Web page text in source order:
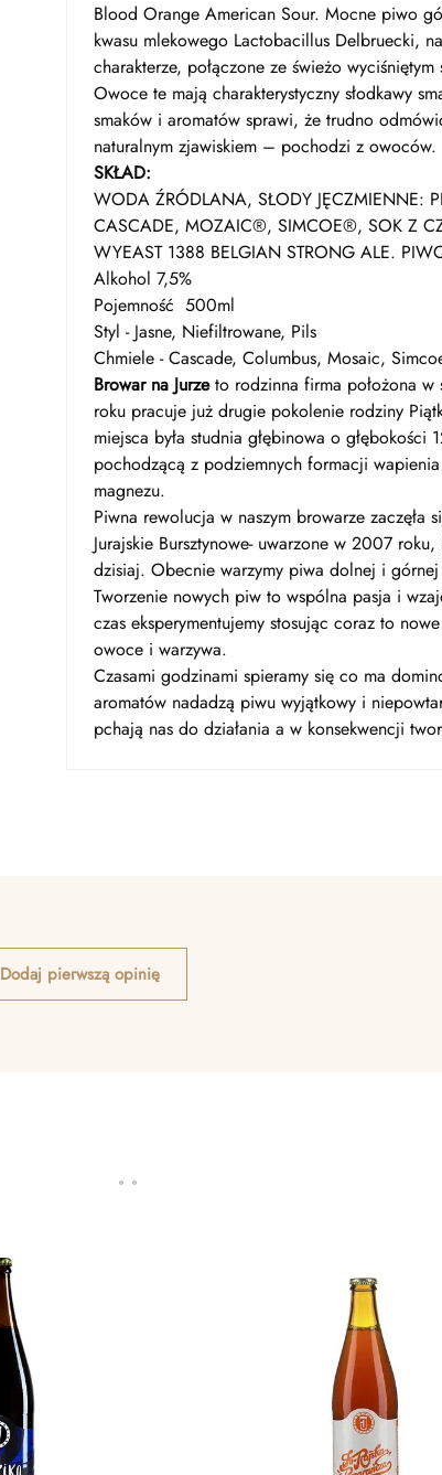
Blood Orange American Sour. Mocne piwo
kwasu mlekowego Lactobacillus Delbruecki,
charakterze, połączone ze świeżo
Owoce te mają charakterystyczny słodkawy
smaków i aromatów sprawi, że trudno
naturalnym zjawiskiem – pochodzi z owoców.
SKŁAD:
WODA ŹRÓDLANA, SŁODY JĘCZMIENNE:
CASCADE, MOZAIC®, SIMCOE®, SOK Z
WYEAST 1388 BELGIAN STRONG ALE.
Alkohol 7,5%
Pojemność 500ml
Styl - Jasne, Niefiltrowane, Pils
Chmiele - Cascade, Columbus, Mosaic,
Browar na Jurzeto rodzinna firma położona w
roku pracuje już drugie pokolenie rodziny
miejsca była studnia głębinowa o
pochodzącą z podziemnych formacji
magnezu.
Piwna rewolucja w naszym browarze
Jurajskie Bursztynowe- uwarzone w 2007
dzisiaj. Obecnie warzymy piwa dolnej i
Tworzenie nowych piw to wspólna pasja i
czas eksperymentujemy stosując coraz to
owoce i warzywa.
Czasami godzinami spieramy się co ma
aromatów nadadzą piwu wyjątkowy i
pchają nas do działania a w konsekwencji
Dodaj pierwszą opinię